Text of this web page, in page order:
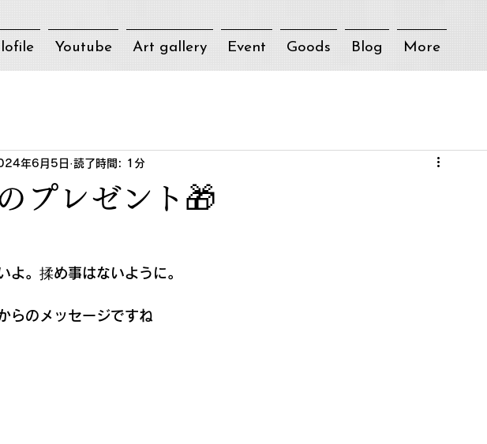
Youtube Art gallery Event Goods Blog More
プレゼント🎁
年6月5日 読了時間: 1分
よ。揉め事はないように。
らのメッセージですね